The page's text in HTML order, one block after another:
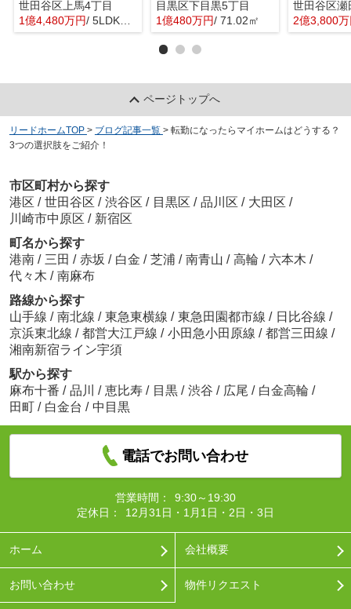
世田谷区上馬4丁目
1億4,480万円/ 5LDK＋1S(納戸)
目黒区下目黒5丁目
1億480万円/ 71.02㎡
世田谷区瀬
2億3,800
ページトップへ
リードホームTOP > ブログ記事一覧 > 転勤になったらマイホームはどうする？
3つの選択肢をご紹介！
市区町村から探す
港区 / 世田谷区 / 渋谷区 / 目黒区 / 品川区 / 大田区 /
川崎市中原区 / 新宿区
町名から探す
港南 / 三田 / 赤坂 / 白金 / 芝浦 / 南青山 / 高輪 / 六本木 /
代々木 / 南麻布
路線から探す
山手線 / 南北線 / 東急東横線 / 東急田園都市線 / 日比谷線 /
京浜東北線 / 都営大江戸線 / 小田急小田原線 / 都営三田線 /
湘南新宿ライン宇須
駅から探す
麻布十番 / 品川 / 恵比寿 / 目黒 / 渋谷 / 広尾 / 白金高輪 /
田町 / 白金台 / 中目黒
電話でお問い合わせ
営業時間：
9:30～19:30
定休日：
12月31日・1月1日・2日・3日
ホーム 会社概要
お問い合わせ 物件リクエスト